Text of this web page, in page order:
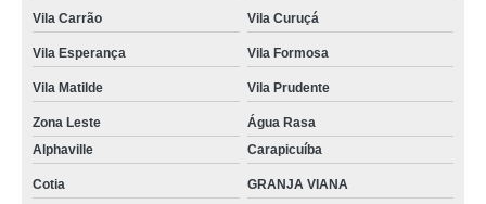
Vila Carrão Vila Curuçá
Vila Esperança Vila Formosa
Vila Matilde Vila Prudente
Zona Leste
Água Rasa
Alphaville
Carapicuíba
Cotia GRANJA VIANA